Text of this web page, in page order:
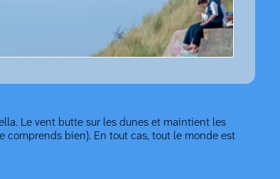
Le vent butte sur les dunes et maintient les
comprends bien). En tout cas, tout le monde est